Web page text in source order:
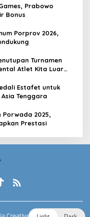
Prabowo
Bonus
Porprov 2026,
Turnamen
Atlet Kita Luar
Estafet untuk
Tenggara
Porwada 2025,
Prestasi